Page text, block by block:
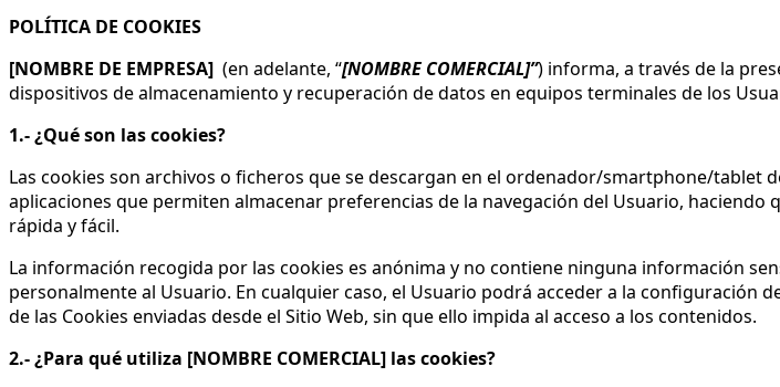
POLÍTICA DE COOKIES
[NOMBRE DE EMPRESA] (en adelante, “[NOMBRE COMERCIAL]”) informa, a través de la
dispositivos de almacenamiento y recuperación de datos en equipos terminales de los
1.- ¿Qué son las cookies?
Las cookies son archivos o ficheros que se descargan en el ordenador/smartphone/tablet
aplicaciones que permiten almacenar preferencias de la navegación del Usuario, haciendo
rápida y fácil.
La información recogida por las cookies es anónima y no contiene ninguna información
personalmente al Usuario. En cualquier caso, el Usuario podrá acceder a la configuración
de las Cookies enviadas desde el Sitio Web, sin que ello impida al acceso a los contenidos.
2.- ¿Para qué utiliza [NOMBRE COMERCIAL] las cookies?